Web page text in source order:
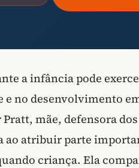
a infância pode
e no desenvolvimento
mãe, defensora
atribuir parte
criança. Ela